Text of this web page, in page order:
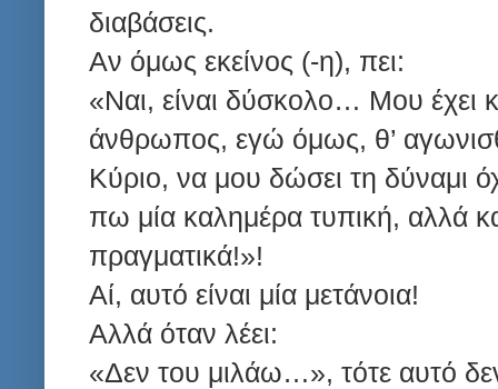
διαβάσεις.
Αν όμως εκείνος (-η), πει:
«Ναι, είναι δύσκολο… Μου έχει
άνθρωπος, εγώ όμως, θ’
Κύριο, να μου δώσει τη δύναμι
πω μία καλημέρα τυπική, αλλά
πραγματικά!»!
Αί, αυτό είναι μία μετάνοια!
Αλλά όταν λέει:
«Δεν του μιλάω…», τότε αυτό